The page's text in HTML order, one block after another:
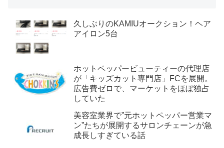
久しぶりのKAMIUオークション！ヘア
アイロン5台
ホットペッパービューティーの代理店
が「キッズカット専門店」FCを展開。
広告費ゼロで、マーケットをほぼ独占
していた
美容室業界で”元ホットペッパー営業マ
ン”たちが展開するサロンチェーンが急
成長しすぎている話